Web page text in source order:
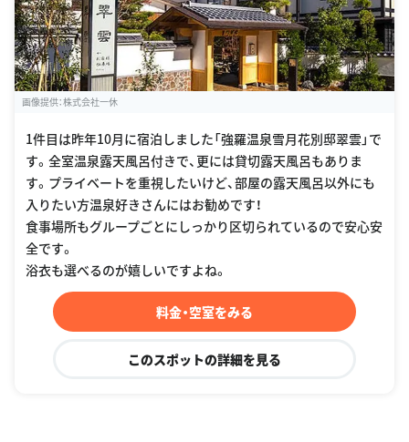
画像提供：株式会社一休
1件目は昨年10月に宿泊しました「強羅温泉雪月花別邸翠雲」で
す。全室温泉露天風呂付きで、更には貸切露天風呂もありま
す。プライベートを重視したいけど、部屋の露天風呂以外にも
入りたい方温泉好きさんにはお勧めです！
食事場所もグループごとにしっかり区切られているので安心安
全です。
浴衣も選べるのが嬉しいですよね。
料金・空室をみる
このスポットの詳細を見る